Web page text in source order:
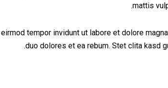
mattis
tempor invidunt ut labore et dolore
duo dolores et ea rebum. Stet clita kasd